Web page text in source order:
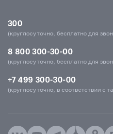
300
(круглосуточно, бесплатно для
8 800 300-30-00
(круглосуточно, бесплатно для
+7 499 300-30-00
(круглосуточно, в соответствии с